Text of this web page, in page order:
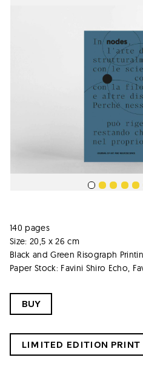
140 pages
Size: 20,5 x 26 cm
Black and Green Risograph
Paper Stock: Favini Shiro Echo,
BUY
LIMITED EDITION PRINT